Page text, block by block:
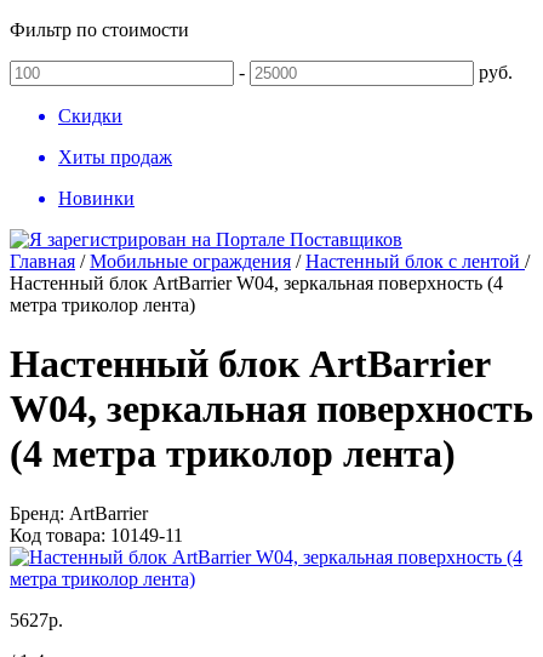
Фильтр по стоимости
- руб.
Скидки
Хиты продаж
Новинки
Главная /Мобильные ограждения /Настенный блок с лентой /
Настенный блок ArtBarrier W04, зеркальная поверхность (4
метра триколор лента)
Настенный блок ArtBarrier
W04, зеркальная поверхность
(4 метра триколор лента)
Бренд: ArtBarrier
Код товара: 10149-11
5627р.